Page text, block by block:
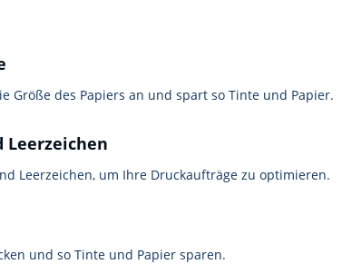
Größe des Papiers an und spart so Tinte und Papier.
Leerzeichen
Leerzeichen, um Ihre Druckaufträge zu optimieren.
und so Tinte und Papier sparen.